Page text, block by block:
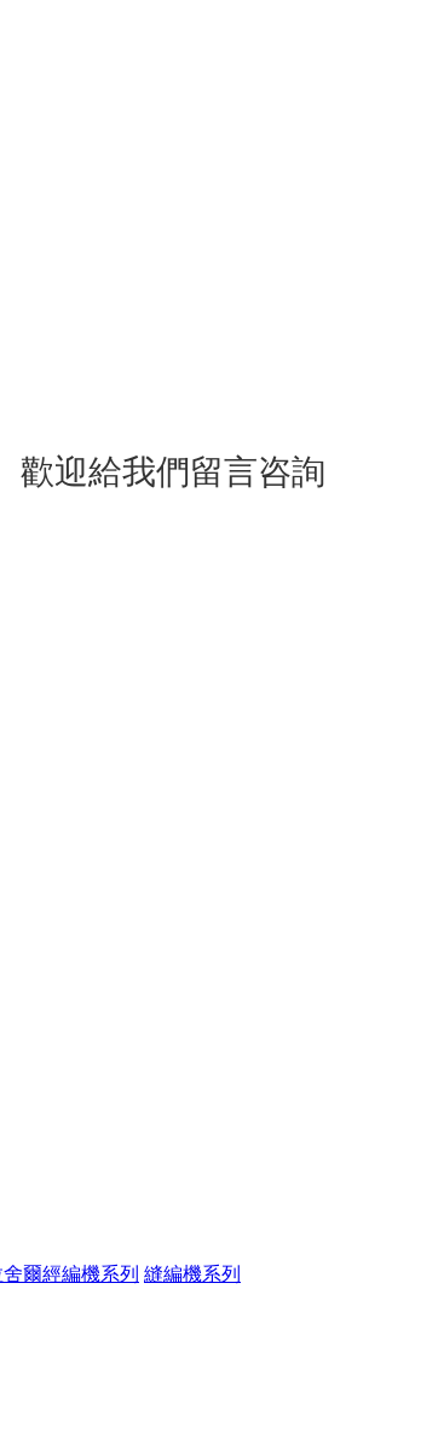
歡迎給我們留言咨詢
爾經編機系列 縫編機系列